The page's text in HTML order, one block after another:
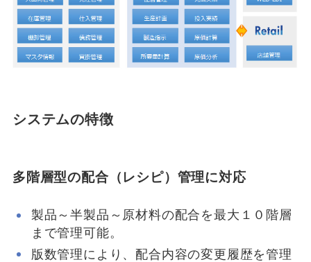
システムの特徴
多階層型の配合（レシピ）管理に対応
製品～半製品～原材料の配合を最大１０階層
まで管理可能。
版数管理により、配合内容の変更履歴を管理